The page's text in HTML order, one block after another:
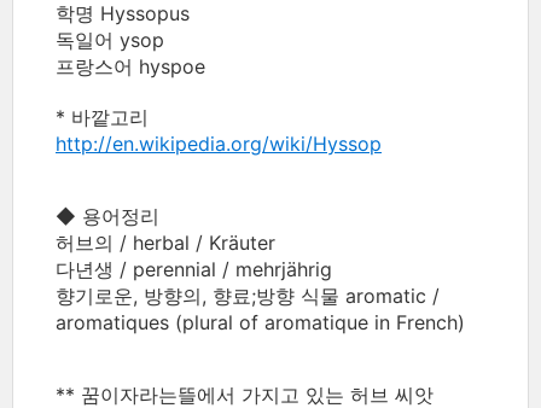
학명 Hyssopus
독일어 ysop
프랑스어 hyspoe
* 바깥고리
http://en.wikipedia.org/wiki/Hyssop
◆ 용어정리
허브의 / herbal / Kräuter
다년생 / perennial / mehrjährig
향기로운, 방향의, 향료;방향 식물 aromatic /
aromatiques (plural of aromatique in French)
** 꿈이자라는뜰에서 가지고 있는 허브 씨앗